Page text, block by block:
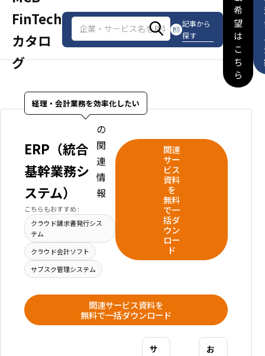
FinTech
カタロ
グ
記事から
探す
希
望
は
こ
ち
ら
経理・会計業務を効率化したい
ERP（統合
基幹業務シ
ステム）
の
関
連
情
報
こちらもおすすめ :
クラウド請求書発行シス
テム
クラウド会計ソフト
サブスク管理システム
関連
サー
ビス
資料
を
無料
で一
括ダ
ウン
ロー
ド
関連サービス資料を
無料で一括ダウンロード
サ
お